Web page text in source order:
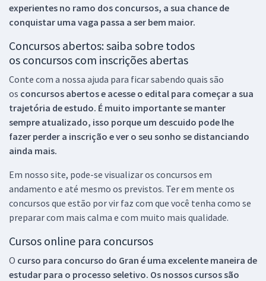
experientes no ramo dos concursos, a sua chance de
conquistar uma vaga passa a ser bem maior.
Concursos abertos: saiba sobre todos
os concursos com inscrições abertas
Conte com a nossa ajuda para ficar sabendo quais são
os concursos abertos e acesse o edital para começar a sua
trajetória de estudo. É muito importante se manter
sempre atualizado, isso porque um descuido pode lhe
fazer perder a inscrição e ver o seu sonho se distanciando
ainda mais.
Em nosso site, pode-se visualizar os concursos em
andamento e até mesmo os previstos. Ter em mente os
concursos que estão por vir faz com que você tenha como se
preparar com mais calma e com muito mais qualidade.
Cursos online para concursos
O curso para concurso do Gran é uma excelente maneira de
estudar para o processo seletivo. Os nossos cursos são